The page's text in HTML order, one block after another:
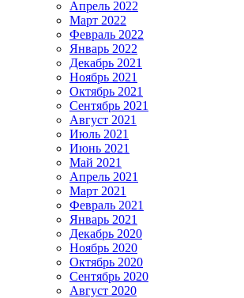
Апрель 2022
Март 2022
Февраль 2022
Январь 2022
Декабрь 2021
Ноябрь 2021
Октябрь 2021
Сентябрь 2021
Август 2021
Июль 2021
Июнь 2021
Май 2021
Апрель 2021
Март 2021
Февраль 2021
Январь 2021
Декабрь 2020
Ноябрь 2020
Октябрь 2020
Сентябрь 2020
Август 2020